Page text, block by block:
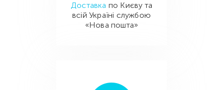
Доставка по Києву та
всій Україні службою
«Нова пошта»